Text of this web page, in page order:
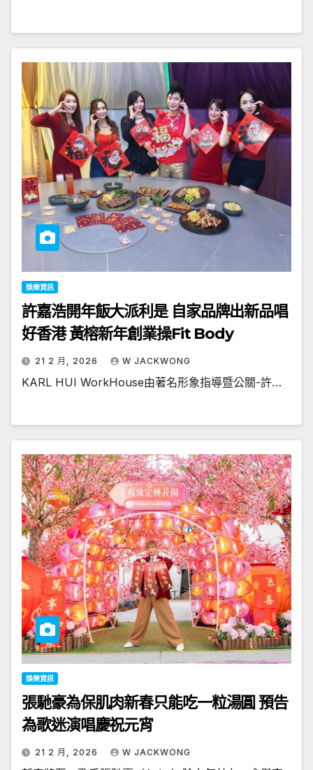
娛樂資訊
許嘉浩開年飯大派利是 自家品牌出新品唱
好香港 黃榕新年創業操Fit Body
21 2 月, 2026 W JACKWONG
KARL HUI WorkHouse由著名形象指導暨公關-許…
娛樂資訊
張馳豪為保肌肉新春只能吃一粒湯圓 預告
為歌迷演唱慶祝元宵
21 2 月, 2026 W JACKWONG